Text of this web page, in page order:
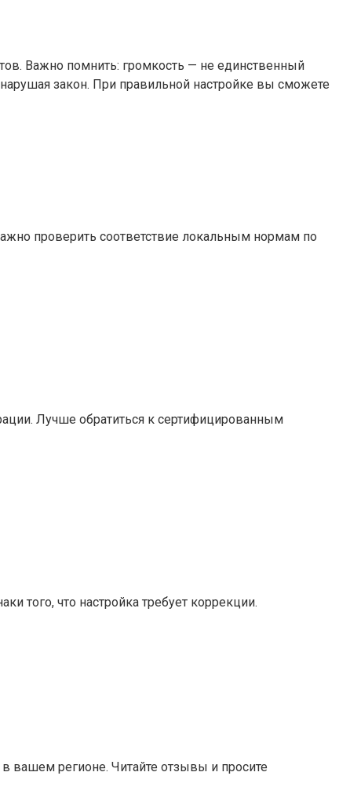
Важно помнить: громкость — не единственный
закон. При правильной настройке вы сможете
проверить соответствие локальным нормам по
Лучше обратиться к сертифицированным
того, что настройка требует коррекции.
вашем регионе. Читайте отзывы и просите